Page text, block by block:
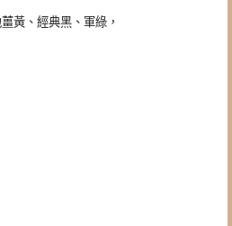
黃、經典黑、軍綠，